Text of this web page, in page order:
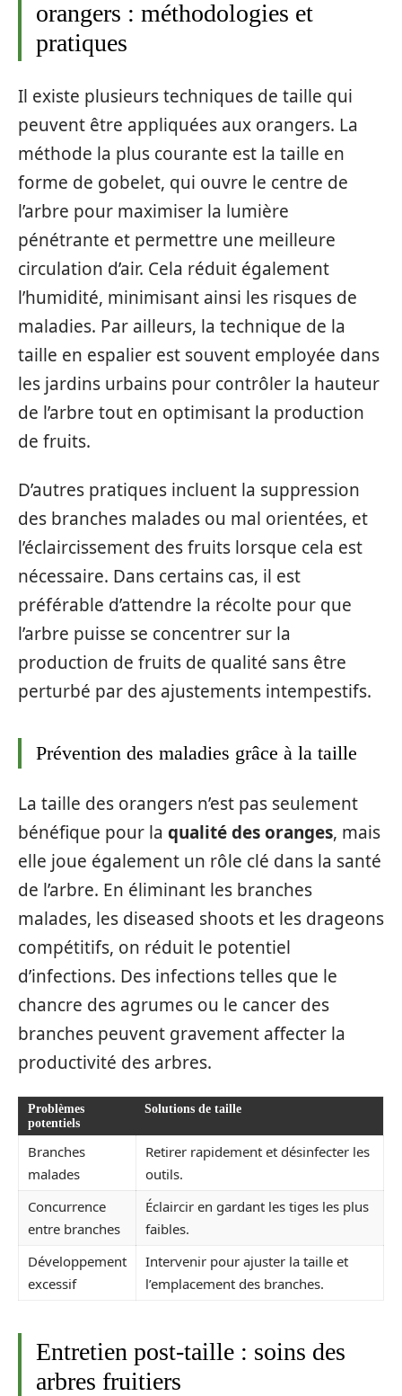
orangers : méthodologies et
pratiques
Il existe plusieurs techniques de taille qui
peuvent être appliquées aux orangers. La
méthode la plus courante est la taille en
forme de gobelet, qui ouvre le centre de
l’arbre pour maximiser la lumière
pénétrante et permettre une meilleure
circulation d’air. Cela réduit également
l’humidité, minimisant ainsi les risques de
maladies. Par ailleurs, la technique de la
taille en espalier est souvent employée dans
les jardins urbains pour contrôler la hauteur
de l’arbre tout en optimisant la production
de fruits.
D’autres pratiques incluent la suppression
des branches malades ou mal orientées, et
l’éclaircissement des fruits lorsque cela est
nécessaire. Dans certains cas, il est
préférable d’attendre la récolte pour que
l’arbre puisse se concentrer sur la
production de fruits de qualité sans être
perturbé par des ajustements intempestifs.
Prévention des maladies grâce à la taille
La taille des orangers n’est pas seulement
bénéfique pour la qualité des oranges, mais
elle joue également un rôle clé dans la santé
de l’arbre. En éliminant les branches
malades, les diseased shoots et les drageons
compétitifs, on réduit le potentiel
d’infections. Des infections telles que le
chancre des agrumes ou le cancer des
branches peuvent gravement affecter la
productivité des arbres.
Problèmes
potentiels
Solutions de taille
Branches
malades
Retirer rapidement et désinfecter les
outils.
Concurrence
entre branches
Éclaircir en gardant les tiges les plus
faibles.
Développement
excessif
Intervenir pour ajuster la taille et
l’emplacement des branches.
Entretien post-taille : soins des
arbres fruitiers